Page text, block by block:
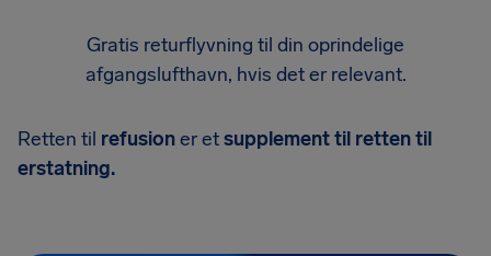
Gratis returflyvning til din oprindelige
afgangslufthavn, hvis det er relevant.
Retten til refusioner etsupplement til retten til
erstatning.